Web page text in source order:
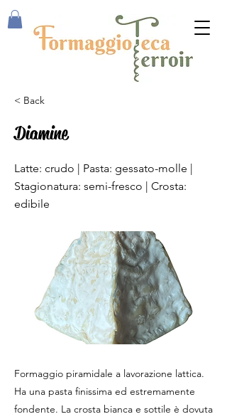
< Back
Diamine
Latte: crudo | Pasta: gessato-molle |
Stagionatura: semi-fresco | Crosta:
edibile
Formaggio piramidale a lavorazione lattica.
Ha una pasta finissima ed estremamente
fondente. La crosta bianca e sottile è dovuta